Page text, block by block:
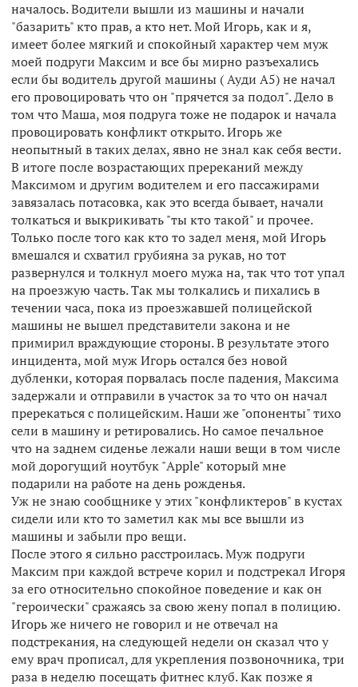
началось. Водители вышли из машины и начали
"базарить" кто прав, а кто нет. Мой Игорь, как и я,
имеет более мягкий и спокойный характер чем муж
моей подруги Максим и все бы мирно разъехались
если бы водитель другой машины ( Ауди А5) не начал
его провоцировать что он "прячется за подол". Дело в
том что Маша, моя подруга тоже не подарок и начала
провоцировать конфликт открыто. Игорь же
неопытный в таких делах, явно не знал как себя вести.
В итоге после возрастающих пререканий между
Максимом и другим водителем и его пассажирами
завязалась потасовка, как это всегда бывает, начали
толкаться и выкрикивать "ты кто такой" и прочее.
Только после того как кто то задел меня, мой Игорь
вмешался и схватил грубияна за рукав, но тот
развернулся и толкнул моего мужа на, так что тот упал
на проезжую часть. Так мы толкались и пихались в
течении часа, пока из проезжавшей полицейской
машины не вышел представители закона и не
примирил враждующие стороны. В результате этого
инцидента, мой муж Игорь остался без новой
дубленки, которая порвалась после падения, Максима
задержали и отправили в участок за то что он начал
пререкаться с полицейским. Наши же "опоненты" тихо
сели в машину и ретировались. Но самое печальное
что на заднем сиденье лежали наши вещи в том числе
мой дорогущий ноутбук "Apple" который мне
подарили на работе на день рожденья.
Уж не знаю сообщнике у этих "конфликтеров" в кустах
сидели или кто то заметил как мы все вышли из
машины и забыли про вещи.
После этого я сильно расстроилась. Муж подруги
Максим при каждой встрече корил и подстрекал Игоря
за его относительно спокойное поведение и как он
"героически" сражаясь за свою жену попал в полицию.
Игорь же ничего не говорил и не отвечал на
подстрекания, на следующей недели он сказал что у
ему врач прописал, для укрепления позвоночника, три
раза в неделю посещать фитнес клуб. Как позже я